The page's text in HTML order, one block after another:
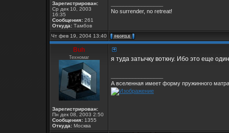
Зарегистрирован:
Ср дек 10, 2003
16:35
Сообщения: 261
Откуда: Тамбов
No surrender, no retreat!
Чт фев 19, 2004 13:40
Buh
Техномаг
Зарегистрирован:
Пн дек 08, 2003 2:50
Сообщения: 1355
Откуда: Москва
я туда затычку воткну. Ибо это еще
А вселенная имеет форму пружинного